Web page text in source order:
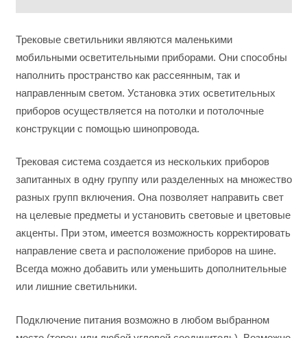
Трековые светильники являются маленькими
мобильными осветительными приборами. Они способны
наполнить пространство как рассеянным, так и
направленным светом. Установка этих осветительных
приборов осуществляется на потолки и потолочные
конструкции с помощью шинопровода.
Трековая система создается из нескольких приборов
запитанных в одну группу или разделенных на множество
разных групп включения. Она позволяет направить свет
на целевые предметы и установить световые и цветовые
акценты. При этом, имеется возможность корректировать
направление света и расположение приборов на шине.
Всегда можно добавить или уменьшить дополнительные
или лишние светильники.
Подключение питания возможно в любом выбранном